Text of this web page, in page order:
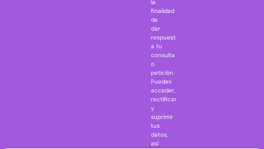
la
finalidad
de
dar
respuesta
a tu
consulta
o
petición.
Puedes
acceder,
rectificar
y
suprimir
tus
datos,
así